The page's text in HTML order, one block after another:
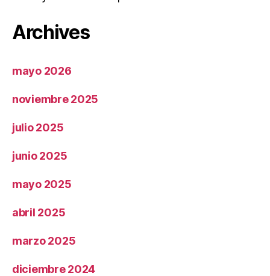
Archives
mayo 2026
noviembre 2025
julio 2025
junio 2025
mayo 2025
abril 2025
marzo 2025
diciembre 2024